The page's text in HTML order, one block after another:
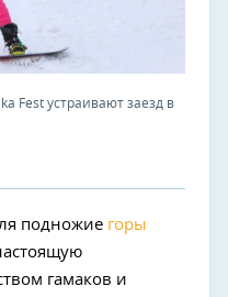
Fest устраивают заезд в
подножие горы
гамаков и